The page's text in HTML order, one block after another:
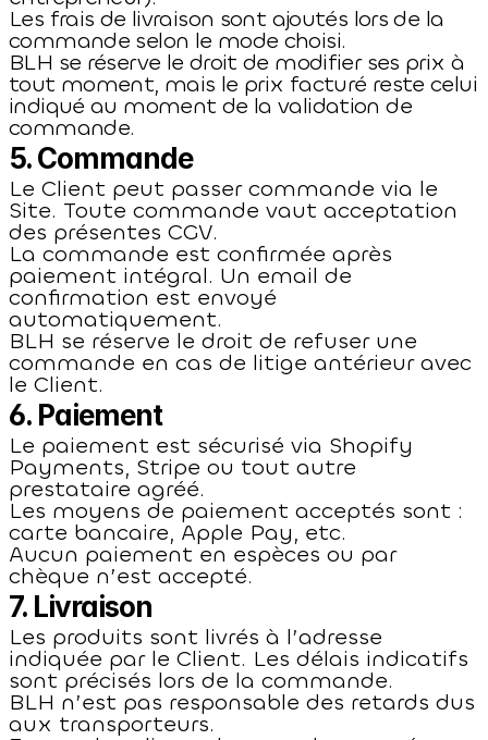
Les frais de livraison sont ajoutés lors de la
commande selon le mode choisi.
BLH se réserve le droit de modifier ses prix à
tout moment, mais le prix facturé reste celui
indiqué au moment de la validation de
commande.
5. Commande
Le Client peut passer commande via le
Site. Toute commande vaut acceptation
des présentes CGV.
La commande est confirmée après
paiement intégral. Un email de
confirmation est envoyé
automatiquement.
BLH se réserve le droit de refuser une
commande en cas de litige antérieur avec
le Client.
6. Paiement
Le paiement est sécurisé via Shopify
Payments, Stripe ou tout autre
prestataire agréé.
Les moyens de paiement acceptés sont :
carte bancaire, Apple Pay, etc.
Aucun paiement en espèces ou par
chèque n’est accepté.
7. Livraison
Les produits sont livrés à l’adresse
indiquée par le Client. Les délais indicatifs
sont précisés lors de la commande.
BLH n’est pas responsable des retards dus
aux transporteurs.